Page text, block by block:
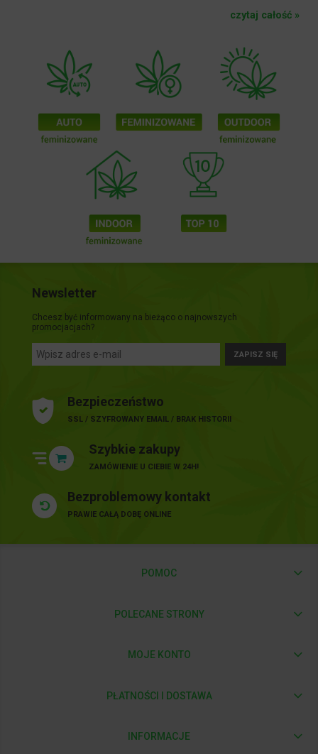
czytaj całość »
Newsletter
Chcesz być informowany na bieżąco o najnowszych
promocjacjach?
ZAPISZ SIĘ
Bezpieczeństwo
SSL / SZYFROWANY EMAIL / BRAK HISTORII
Szybkie zakupy
ZAMÓWIENIE U CIEBIE W 24H!
Bezproblemowy kontakt
PRAWIE CAŁĄ DOBĘ ONLINE
POMOC
POLECANE STRONY
MOJE KONTO
PŁATNOŚCI I DOSTAWA
INFORMACJE